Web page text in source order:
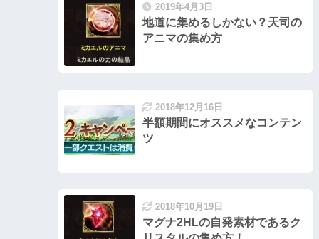
2019年4月3日
地道に集めるしかない？天司の
アニマの集め方
2018年12月16日
半額期間にオススメなコンテン
ツ
2018年10月19日
マグナ2HLの自発素材であるク